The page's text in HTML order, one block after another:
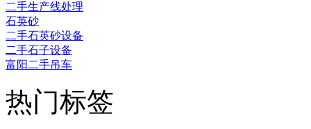
二手生产线处理
石英砂
二手石英砂设备
二手石子设备
富阳二手吊车
热门标签